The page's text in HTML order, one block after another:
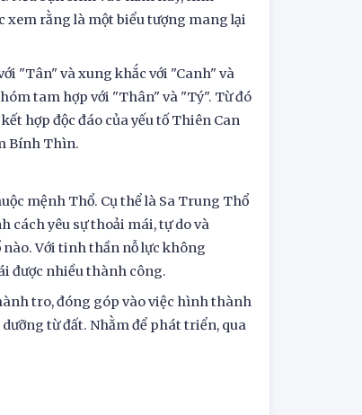
xem rằng là một biểu tượng mang lại
"Tân" và xung khắc với "Canh" và
tam hợp với "Thân" và "Tý". Từ đó
hợp độc đáo của yếu tố Thiên Can
Bính Thìn.
mệnh Thổ. Cụ thể là Sa Trung Thổ
cách yêu sự thoải mái, tự do và
Với tinh thần nỗ lực không
được nhiều thành công.
tro, đóng góp vào việc hình thành
từ đất. Nhằm để phát triển, qua